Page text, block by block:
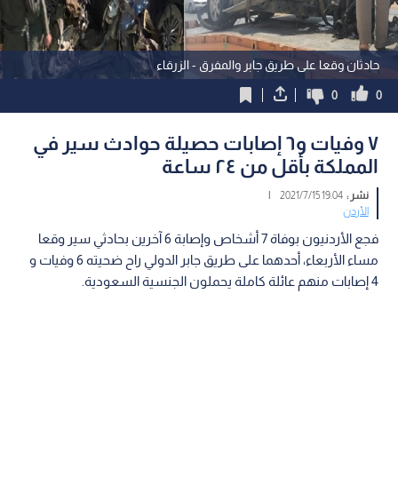
حادثان وقعا على طريق جابر والمفرق - الزرقاء
0
0
٧ وفيات و٦ إصابات حصيلة حوادث سير في
المملكة بأقل من ٢٤ ساعة
نشر :19:04 2021/7/15
|
الأردن
فجع الأردنيون بوفاة 7 أشخاص وإصابة 6 آخرين بحادثي سير وقعا
مساء الأربعاء، أحدهما على طريق جابر الدولي راح ضحيته 6 وفيات و
4 إصابات منهم عائلة كاملة يحملون الجنسية السعودية.